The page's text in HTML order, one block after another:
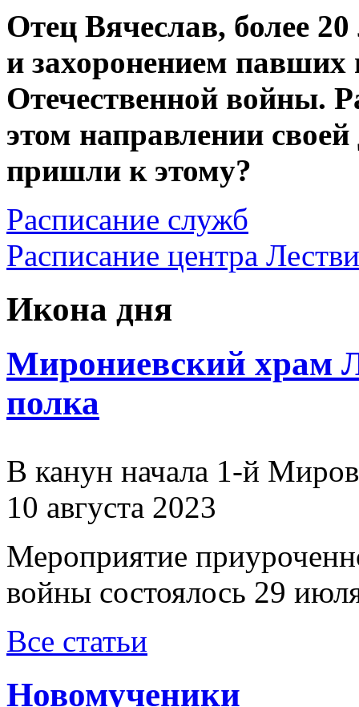
Отец Вячеслав, более
и захоронением павших
Отечественной войны.
этом направлении
пришли к этому?
Расписание служб
Расписание центра
Икона дня
Мирониевский храм
полка
В канун начала 1-й
10 августа 2023
Мероприятие
войны состоялось 29
Все статьи
Новомученики